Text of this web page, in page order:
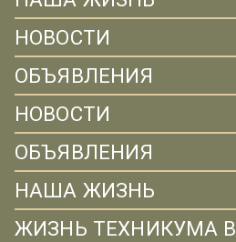
НОВОСТИ
ОБЪЯВЛЕНИЯ
НОВОСТИ
ОБЪЯВЛЕНИЯ
НАША ЖИЗНЬ
ЖИЗНЬ ТЕХНИКУМА В